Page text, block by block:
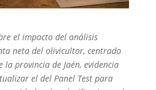
el impacto del análisis
neta del olivicultor, centrado
provincia de Jaén, evidencia
el del Panel Test para